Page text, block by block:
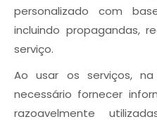
personalizado com
incluindo propagandas,
serviço.
Ao usar os serviços,
necessário fornecer
razoavelmente